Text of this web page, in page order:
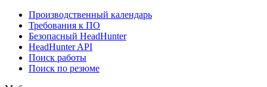
Производственный календарь
Требования к ПО
Безопасный HeadHunter
HeadHunter API
Поиск работы
Поиск по резюме